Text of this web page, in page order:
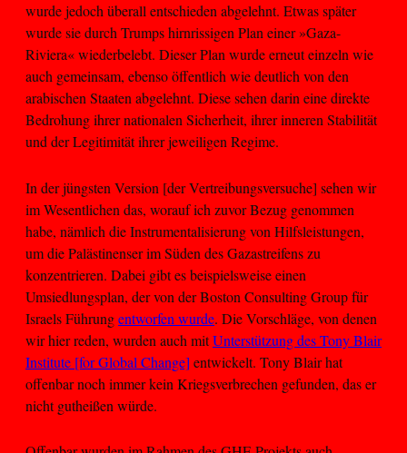
wurde jedoch überall entschieden abgelehnt. Etwas später
wurde sie durch Trumps hirnrissigen Plan einer »Gaza-
Riviera« wiederbelebt. Dieser Plan wurde erneut einzeln wie
auch gemeinsam, ebenso öffentlich wie deutlich von den
arabischen Staaten abgelehnt. Diese sehen darin eine direkte
Bedrohung ihrer nationalen Sicherheit, ihrer inneren Stabilität
und der Legitimität ihrer jeweiligen Regime.
In der jüngsten Version [der Vertreibungsversuche] sehen wir
im Wesentlichen das, worauf ich zuvor Bezug genommen
habe, nämlich die Instrumentalisierung von Hilfsleistungen,
um die Palästinenser im Süden des Gazastreifens zu
konzentrieren. Dabei gibt es beispielsweise einen
Umsiedlungsplan, der von der Boston Consulting Group für
Israels Führungentworfen wurde. Die Vorschläge, von denen
wir hier reden, wurden auch mitUnterstützung des Tony Blair
Institute [for Global Change] entwickelt. Tony Blair hat
offenbar noch immer kein Kriegsverbrechen gefunden, das er
nicht gutheißen würde.